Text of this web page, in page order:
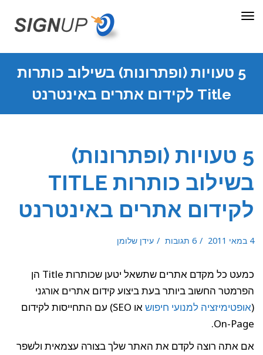
תפריט
5 טעויות (ופתרונות) בשילוב כותרות
Title לקידום אתרים באינטרנט
5 טעויות (ופתרונות)
בשילוב כותרות TITLE
לקידום אתרים באינטרנט
4 במאי 2011 6 תגובות עידן שלומן
כמעט כל מקדם אתרים שתשאל יטען שכותרות Title הן
הפרמטר החשוב ביותר בעת ביצוע קידום אתרים אורגני
(אופטימיזציה למנועי חיפוש
או SEO) עם התחייסות לקידום
On-Page.
אם אתה רוצה לקדם את האתר שלך בצורה עצמאית ולשפר